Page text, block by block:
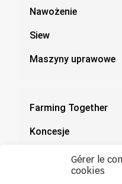
Gérer le
cookies
Nawożenie
Siew
Maszyny uprawowe
Farming Together
Koncesje
Dokumentacja